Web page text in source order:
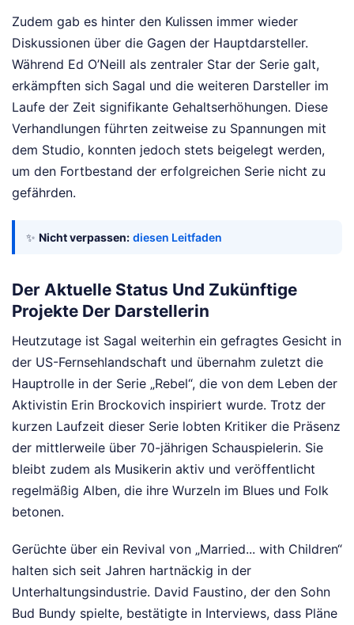
Zudem gab es hinter den Kulissen immer wieder
Diskussionen über die Gagen der Hauptdarsteller.
Während Ed O’Neill als zentraler Star der Serie galt,
erkämpften sich Sagal und die weiteren Darsteller im
Laufe der Zeit signifikante Gehaltserhöhungen. Diese
Verhandlungen führten zeitweise zu Spannungen mit
dem Studio, konnten jedoch stets beigelegt werden,
um den Fortbestand der erfolgreichen Serie nicht zu
gefährden.
✨ Nicht verpassen: diesen Leitfaden
Der Aktuelle Status Und Zukünftige
Projekte Der Darstellerin
Heutzutage ist Sagal weiterhin ein gefragtes Gesicht in
der US-Fernsehlandschaft und übernahm zuletzt die
Hauptrolle in der Serie „Rebel“, die von dem Leben der
Aktivistin Erin Brockovich inspiriert wurde. Trotz der
kurzen Laufzeit dieser Serie lobten Kritiker die Präsenz
der mittlerweile über 70-jährigen Schauspielerin. Sie
bleibt zudem als Musikerin aktiv und veröffentlicht
regelmäßig Alben, die ihre Wurzeln im Blues und Folk
betonen.
Gerüchte über ein Revival von „Married... with Children“
halten sich seit Jahren hartnäckig in der
Unterhaltungsindustrie. David Faustino, der den Sohn
Bud Bundy spielte, bestätigte in Interviews, dass Pläne